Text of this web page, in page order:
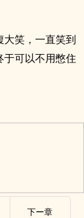
笑，一直笑到
可以不用憋住
下ー章